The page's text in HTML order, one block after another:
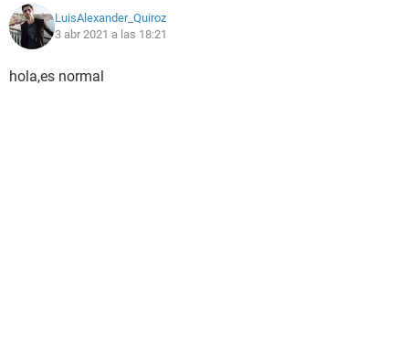
LuisAlexander_Quiroz
3 abr 2021 a las 18:21
hola,es normal